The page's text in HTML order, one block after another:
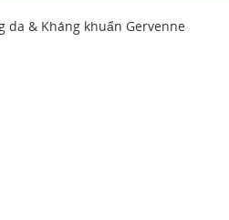
da & Kháng khuẩn Gervenne